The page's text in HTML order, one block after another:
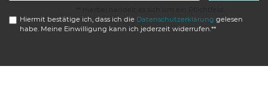
Hiermit bestätige ich, dass ich die Daten­schutz­erklärung gelesen
habe. Meine Einwilligung kann ich jederzeit widerrufen.**